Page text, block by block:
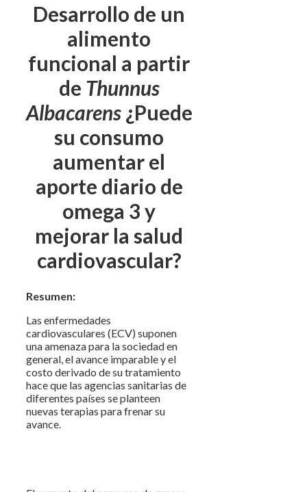
Desarrollo de un
alimento
funcional a partir
de Thunnus
Albacarens¿Puede
su consumo
aumentar el
aporte diario de
omega 3 y
mejorar la salud
cardiovascular?
Resumen:
Las enfermedades
cardiovasculares (ECV) suponen
una amenaza para la sociedad en
general, el avance imparable y el
costo derivado de su tratamiento
hace que las agencias sanitarias de
diferentes países se planteen
nuevas terapias para frenar su
avance.